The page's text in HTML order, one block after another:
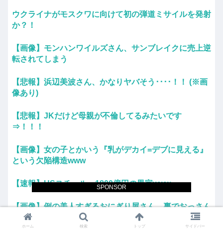
SPONSOR
ウクライナがモスクワに向けて初の弾道ミサイルを発射
か？！
【画像】モンハンワイルズさん、サンブレイクに売上逆
転されてしまう
【悲報】浜辺美波さん、かなりヤバそう････！！ (※画
像あり)
【悲報】JKだけど母親が不倫してるみたいです
⇒！！！
【画像】女の子とかいう『乳がデカイ=デブに見える』
という欠陥構造www
【速報】USスチール、1800億円の黒字www
【画像】例の美人すぎるおにぎり屋さん、裏でおっさん
が握っていたwww
ホーム 検索 トップ サイドバー